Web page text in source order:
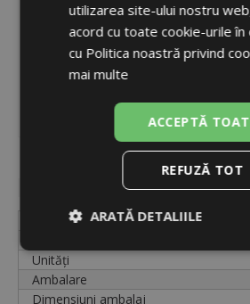
15307
Etichetă
Unități
Ambalare
Dimensiuni ambalaj
utilizarea site-ului nostru
acord cu toate cookie-urile
cu Politica noastră privind
mai multe
ACCEPTĂ
REFUZĂ TOT
ARATĂ DETALIILE
Strict
necesare
De
performanță